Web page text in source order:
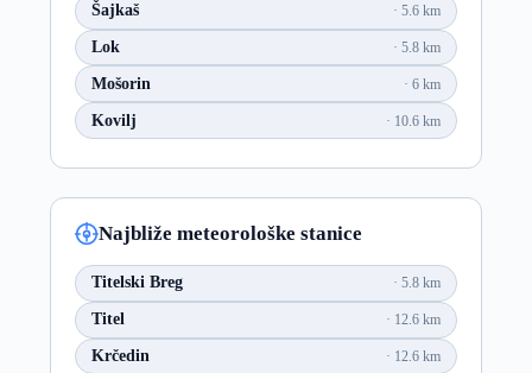
Šajkaš 5.6 km
Lok 5.8 km
Mošorin 6 km
Kovilj 10.6 km
Najbliže meteorološke stanice
Titelski Breg 5.8 km
Titel 12.6 km
Krčedin 12.6 km